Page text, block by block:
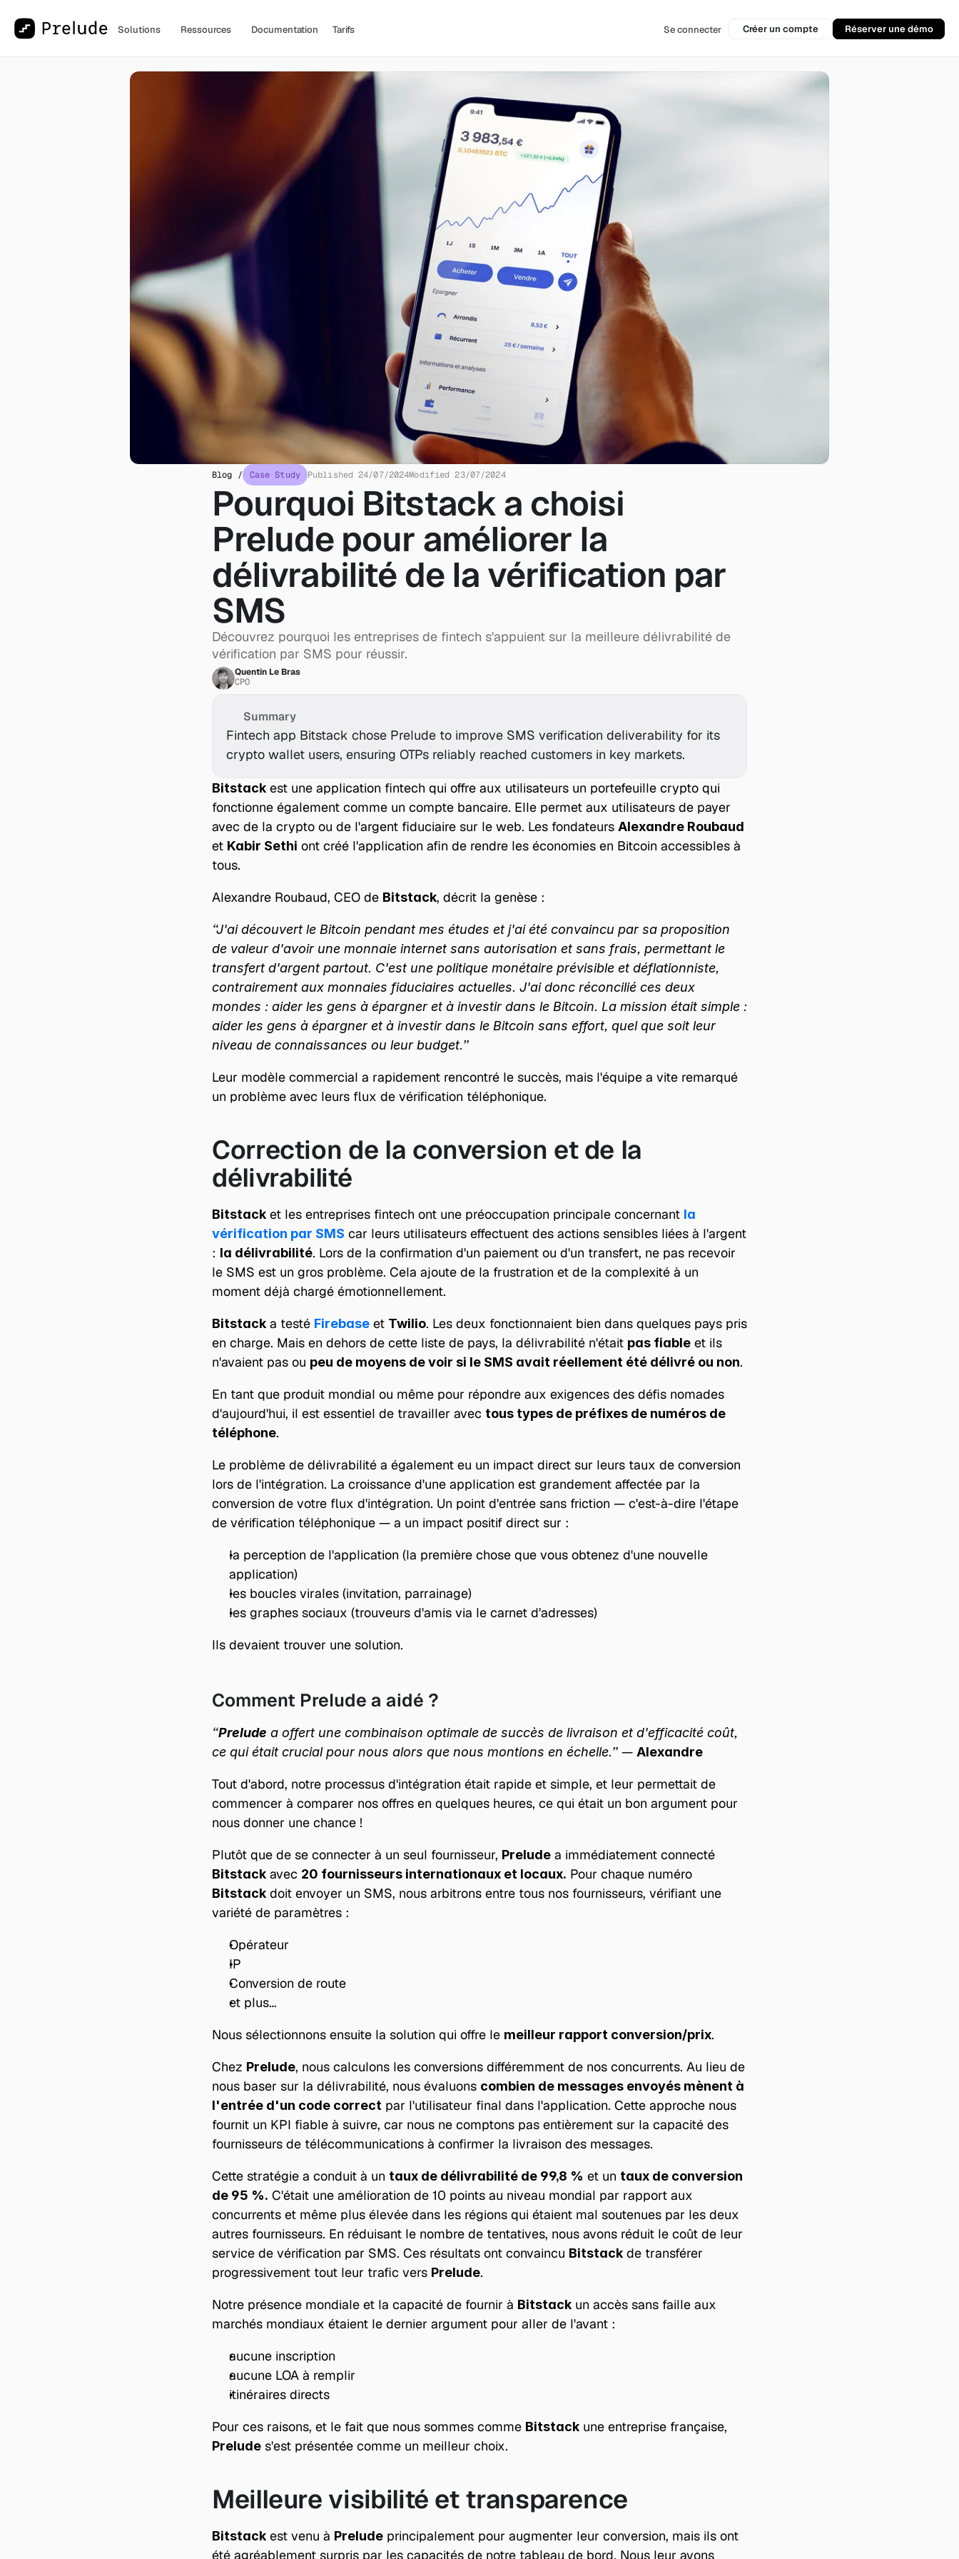
Solutions Ressources Documentation Tarifs Se connecter Créer un compte Réserver une démo
Blog / Case Study Published 24/07/2024Modified 23/07/2024
Pourquoi Bitstack a choisi
Prelude pour améliorer la
délivrabilité de la vérification par
SMS
Découvrez pourquoi les entreprises de fintech s'appuient sur la meilleure délivrabilité de
vérification par SMS pour réussir.
Quentin Le Bras
CPO
Summary
Fintech app Bitstack chose Prelude to improve SMS verification deliverability for its
crypto wallet users, ensuring OTPs reliably reached customers in key markets.
Bitstack est une application fintech qui offre aux utilisateurs un portefeuille crypto qui
fonctionne également comme un compte bancaire. Elle permet aux utilisateurs de payer
avec de la crypto ou de l'argent fiduciaire sur le web. Les fondateurs Alexandre Roubaud
et Kabir Sethi ont créé l'application afin de rendre les économies en Bitcoin accessibles à
tous.
Alexandre Roubaud, CEO de Bitstack, décrit la genèse :
“J'ai découvert le Bitcoin pendant mes études et j'ai été convaincu par sa proposition
de valeur d'avoir une monnaie internet sans autorisation et sans frais, permettant le
transfert d'argent partout. C'est une politique monétaire prévisible et déflationniste,
contrairement aux monnaies fiduciaires actuelles. J'ai donc réconcilié ces deux
mondes : aider les gens à épargner et à investir dans le Bitcoin. La mission était simple :
aider les gens à épargner et à investir dans le Bitcoin sans effort, quel que soit leur
niveau de connaissances ou leur budget.”
Leur modèle commercial a rapidement rencontré le succès, mais l'équipe a vite remarqué
un problème avec leurs flux de vérification téléphonique.
Correction de la conversion et de la
délivrabilité
Bitstack et les entreprises fintech ont une préoccupation principale concernant la
vérification par SMS car leurs utilisateurs effectuent des actions sensibles liées à l'argent
: la délivrabilité. Lors de la confirmation d'un paiement ou d'un transfert, ne pas recevoir
le SMS est un gros problème. Cela ajoute de la frustration et de la complexité à un
moment déjà chargé émotionnellement.
Bitstack a testé Firebase et Twilio. Les deux fonctionnaient bien dans quelques pays pris
en charge. Mais en dehors de cette liste de pays, la délivrabilité n'était pas fiable et ils
n'avaient pas ou peu de moyens de voir si le SMS avait réellement été délivré ou non.
En tant que produit mondial ou même pour répondre aux exigences des défis nomades
d'aujourd'hui, il est essentiel de travailler avec tous types de préfixes de numéros de
téléphone.
Le problème de délivrabilité a également eu un impact direct sur leurs taux de conversion
lors de l'intégration. La croissance d'une application est grandement affectée par la
conversion de votre flux d'intégration. Un point d'entrée sans friction — c'est-à-dire l'étape
de vérification téléphonique — a un impact positif direct sur :
la perception de l'application (la première chose que vous obtenez d'une nouvelle
application)
les boucles virales (invitation, parrainage)
les graphes sociaux (trouveurs d'amis via le carnet d'adresses)
Ils devaient trouver une solution.
Comment Prelude a aidé ?
“Prelude a offert une combinaison optimale de succès de livraison et d'efficacité coût,
ce qui était crucial pour nous alors que nous montions en échelle.” — Alexandre
Tout d'abord, notre processus d'intégration était rapide et simple, et leur permettait de
commencer à comparer nos offres en quelques heures, ce qui était un bon argument pour
nous donner une chance !
Plutôt que de se connecter à un seul fournisseur, Prelude
Bitstack avec 20 fournisseurs internationaux et locaux.
Bitstack doit envoyer un SMS, nous arbitrons entre tous nos fournisseurs, vérifiant une
variété de paramètres :
Opérateur
IP
Conversion de route
et plus…
Nous sélectionnons ensuite la solution qui offre le meilleur rapport conversion/prix.
Chez Prelude, nous calculons les conversions différemment de nos concurrents. Au lieu de
nous baser sur la délivrabilité, nous évaluons combien de messages envoyés mènent à
l'entrée d'un code correct par l'utilisateur final dans l'application. Cette approche nous
fournit un KPI fiable à suivre, car nous ne comptons pas entièrement sur la capacité des
fournisseurs de télécommunications à confirmer la livraison des messages.
Cette stratégie a conduit à un taux de délivrabilité de 99,8 % et un taux de conversion
de 95 %. C'était une amélioration de 10 points au niveau mondial par rapport aux
concurrents et même plus élevée dans les régions qui étaient mal soutenues par les deux
autres fournisseurs. En réduisant le nombre de tentatives, nous avons réduit le coût de leur
service de vérification par SMS. Ces résultats ont convaincu Bitstack de transférer
progressivement tout leur trafic vers Prelude.
Notre présence mondiale et la capacité de fournir à Bitstack un accès sans faille aux
marchés mondiaux étaient le dernier argument pour aller de l'avant :
aucune inscription
aucune LOA à remplir
itinéraires directs
Pour ces raisons, et le fait que nous sommes comme Bitstack
Prelude s'est présentée comme un meilleur choix.
Meilleure visibilité et transparence
Bitstack est venu à Prelude principalement pour augmenter leur conversion, mais ils ont
été agréablement surpris par les capacités de notre tableau de bord. Nous leur avons